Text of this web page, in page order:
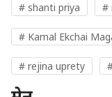
# shanti priya #
# Kamal Ekchai
# rejina uprety